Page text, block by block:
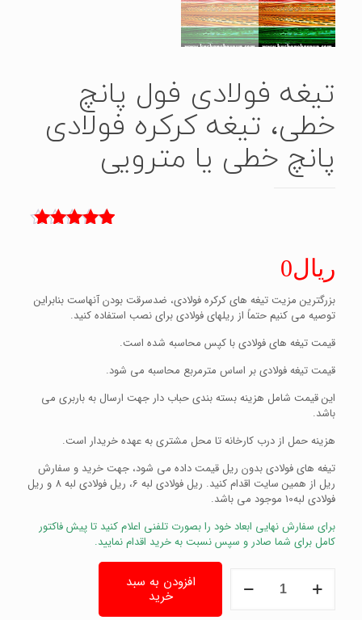
تیغه فولادی فول پانچ
خطی، تیغه کرکره فولادی
پانچ خطی یا مترویی
ریال0
بزرگترین مزیت تیغه های کرکره فولادی، ضدسرقت بودن آنهاست بنابراین
توصیه می کنیم حتماً از ریلهای فولادی برای نصب استفاده کنید.
قیمت تیغه های فولادی با کپس محاسبه شده است.
قیمت تیغه فولادی بر اساس مترمربع محاسبه می شود.
این قیمت شامل هزینه بسته بندی حباب دار جهت ارسال به باربری می
باشد.
هزینه حمل از درب کارخانه تا محل مشتری به عهده خریدار است.
تیغه های فولادی بدون ریل قیمت داده می شود، جهت خرید و سفارش
ریل از همین سایت اقدام کنید. ریل فولادی لبه 6، ریل فولادی لبه 8 و ریل
فولادی لبه10 موجود می باشد.
برای سفارش نهایی ابعاد خود را بصورت تلفنی اعلام کنید تا پیش فاکتور
کامل برای شما صادر و سپس نسبت به خرید اقدام نمایید.
فولادی
افزودن به سبد
خرید